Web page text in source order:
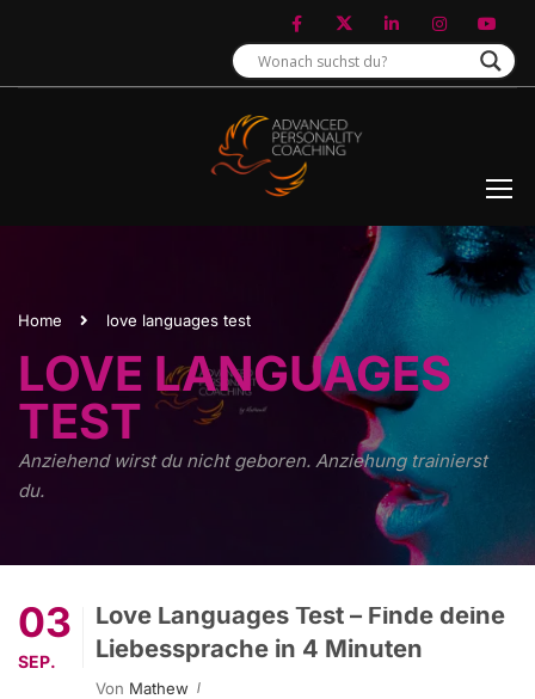
Home love languages test
LOVE LANGUAGES
TEST
Anziehend wirst du nicht geboren. Anziehung trainierst
du.
03
SEP.
Love Languages Test – Finde deine
Liebessprache in 4 Minuten
Von Mathew